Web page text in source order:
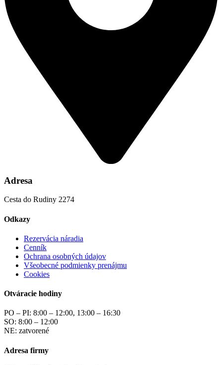
Adresa
Cesta do Rudiny 2274
Odkazy
Rezervácia náradia
Cenník
Ochrana osobných údajov
Všeobecné podmienky prenájmu
Cookies
Otváracie hodiny
PO – PI: 8:00 – 12:00, 13:00 – 16:30
SO: 8:00 – 12:00
NE: zatvorené
Adresa firmy